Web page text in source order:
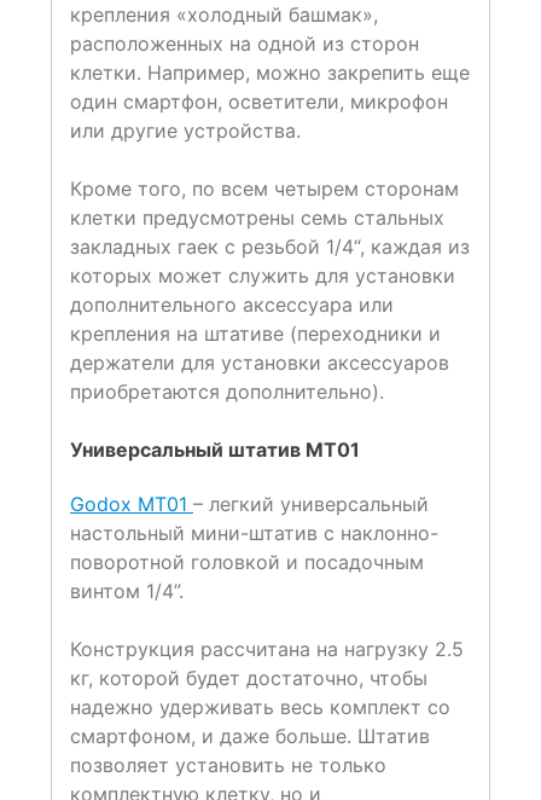
крепления «холодный башмак»,
расположенных на одной из сторон
клетки. Например, можно закрепить еще
один смартфон, осветители, микрофон
или другие устройства.
Кроме того, по всем четырем сторонам
клетки предусмотрены семь стальных
закладных гаек с резьбой 1/4“, каждая из
которых может служить для установки
дополнительного аксессуара или
крепления на штативе (переходники и
держатели для установки аксессуаров
приобретаются дополнительно).
Универсальный штатив MT01
Godox MT01 – легкий универсальный
настольный мини-штатив с наклонно-
поворотной головкой и посадочным
винтом 1/4”.
Конструкция рассчитана на нагрузку 2.5
кг, которой будет достаточно, чтобы
надежно удерживать весь комплект со
смартфоном, и даже больше. Штатив
позволяет установить не только
комплектную клетку, но и